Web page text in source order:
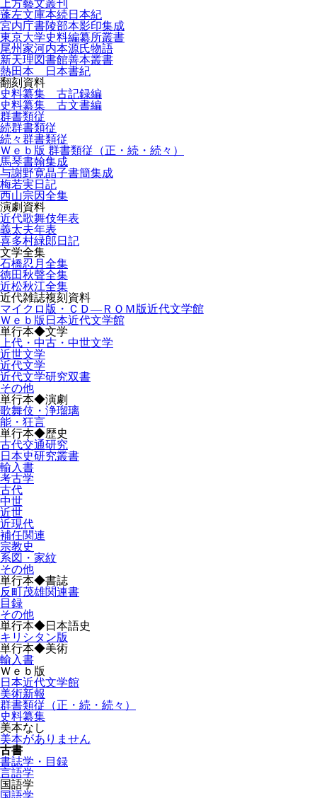
上方藝文叢刊
蓬左文庫本続日本紀
宮内庁書陵部本影印集成
東京大学史料編纂所叢書
尾州家河内本源氏物語
新天理図書館善本叢書
熱田本 日本書紀
翻刻資料
史料纂集 古記録編
史料纂集 古文書編
群書類従
続群書類従
続々群書類従
Ｗｅｂ版 群書類従（正・続・続々）
馬琴書翰集成
与謝野寛晶子書簡集成
梅若実日記
西山宗因全集
演劇資料
近代歌舞伎年表
義太夫年表
喜多村緑郎日記
文学全集
石橋忍月全集
徳田秋聲全集
近松秋江全集
近代雑誌複刻資料
マイクロ版・ＣＤ―ＲＯＭ版近代文学館
Ｗｅｂ版日本近代文学館
単行本◆文学
上代・中古・中世文学
近世文学
近代文学
近代文学研究双書
その他
単行本◆演劇
歌舞伎・浄瑠璃
能・狂言
単行本◆歴史
古代交通研究
日本史研究叢書
輸入書
考古学
古代
中世
近世
近現代
補任関連
宗教史
系図・家紋
その他
単行本◆書誌
反町茂雄関連書
目録
その他
単行本◆日本語史
キリシタン版
単行本◆美術
輸入書
Ｗｅｂ版
日本近代文学館
美術新報
群書類従（正・続・続々）
史料纂集
美本なし
美本がありません
古書
書誌学・目録
言語学
国語学
国語学